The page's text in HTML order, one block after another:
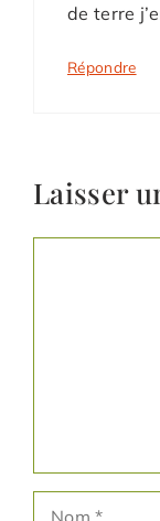
de terre
Répondre
Laisser